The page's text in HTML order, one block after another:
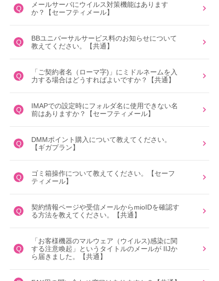
Q
メールサーバにウイルス対策機能はあります
か？【セーフティメール】
Q
BBユニバーサルサービス料のお知らせについて
教えてください。【共通】
Q
「ご契約者名（ローマ字)」にミドルネームを入
力する場合はどうすればよいですか？【共通】
Q
IMAPでの設定時にフォルダ名に使用できない名
前はありますか？【セーフティメール】
Q
DMMポイント購入について教えてください。
【ギガプラン】
Q
ゴミ箱操作について教えてください。【セーフ
ティメール】
Q
契約情報ページや受信メールからmioIDを確認す
る方法を教えてください。【共通】
Q
「お客様機器のマルウェア（ウイルス)感染に関
する注意喚起」というタイトルのメールが IIJか
ら届きました。【共通】